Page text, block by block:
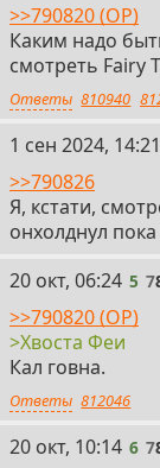
>>790820 (OP)
Каким надо
смотреть Fairy
Ответы 810940
4
1 сен 2024, 14:21
>>790826
Я, кстати,
онхолднул
5
20 окт, 06:24 5 7
>>790820 (OP)
>Хвоста Феи
Кал говна.
Ответы 812046
6
20 окт, 10:14 6 7